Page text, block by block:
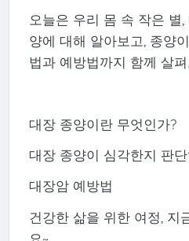
오늘은 우리 몸 속 작은 별
양에 대해 알아보고, 종양
법과 예방법까지 함께 살
대장 종양이란 무엇인가?
대장 종양이 심각한지 판
대장암 예방법
건강한 삶을 위한 여정, 지